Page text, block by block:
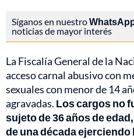
Síganos en nuestro
noticias de mayor interés
La Fiscalía General de la
acceso carnal abusivo con
sexuales con menor de 14
agravadas. Los cargos no
sujeto de 36 años de
de una década